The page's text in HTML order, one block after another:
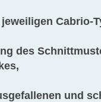
Cabrio-
des
und